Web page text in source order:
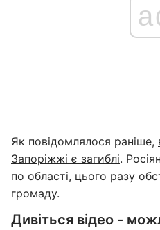
Як повідомлялося раніше,
Запоріжжі є загиблі.
по області, цього разу
громаду.
Дивіться відео -